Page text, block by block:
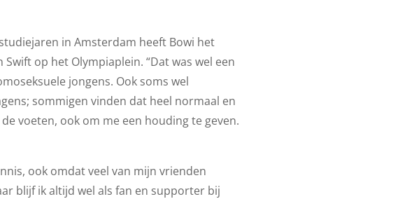
in Amsterdam heeft Bowi het
op het Olympiaplein. “Dat was wel een
jongens. Ook soms wel
sommigen vinden dat heel normaal en
voeten, ook om me een houding te geven.
ook omdat veel van mijn vrienden
blijf ik altijd wel als fan en supporter bij